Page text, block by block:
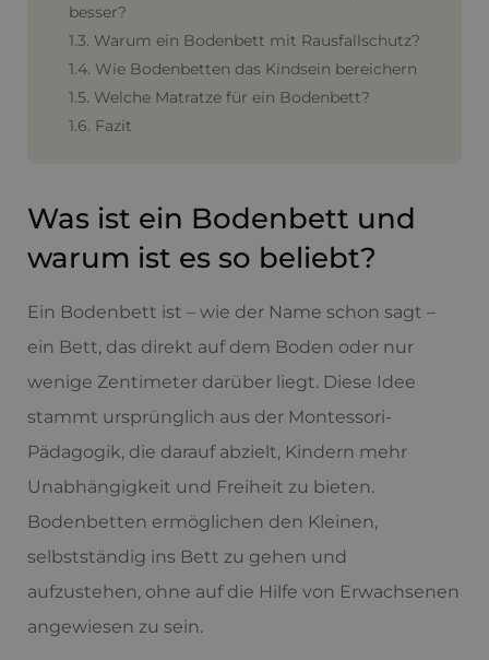
besser?
1.3. Warum ein Bodenbett mit Rausfallschutz?
1.4. Wie Bodenbetten das Kindsein bereichern
1.5. Welche Matratze für ein Bodenbett?
1.6. Fazit
Was ist ein Bodenbett und
warum ist es so beliebt?
Ein Bodenbett ist – wie der Name schon sagt –
ein Bett, das direkt auf dem Boden oder nur
wenige Zentimeter darüber liegt. Diese Idee
stammt ursprünglich aus der Montessori-
Pädagogik, die darauf abzielt, Kindern mehr
Unabhängigkeit und Freiheit zu bieten.
Bodenbetten ermöglichen den Kleinen,
selbstständig ins Bett zu gehen und
aufzustehen, ohne auf die Hilfe von Erwachsenen
angewiesen zu sein.